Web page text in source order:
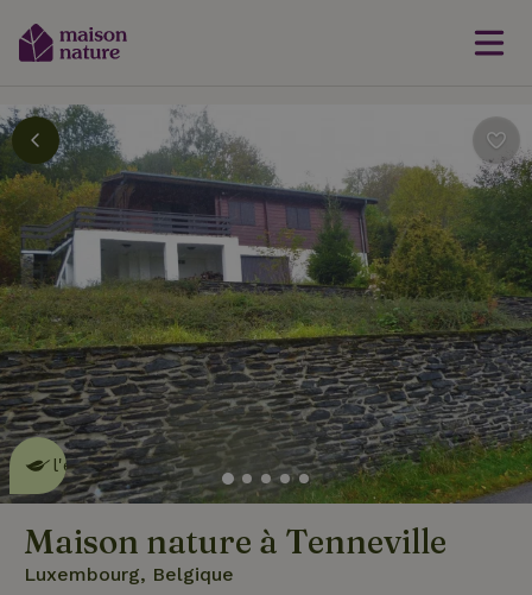
Cette Maison Nature fait de
l'effeten savoir plus
Maison nature à Tenneville
Luxembourg, Belgique